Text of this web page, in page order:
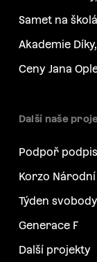
Samet na
Akademie
Ceny Jana
Další naše
Podpoř
Korzo Národní
Týden svobody
Generace F
Další projekty